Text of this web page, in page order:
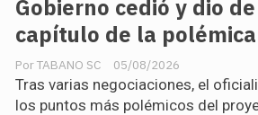
Gobierno cedió y dio
capítulo de la polémica
TABANO SC 05/08/2026
Tras varias negociaciones, el
los puntos más polémicos del